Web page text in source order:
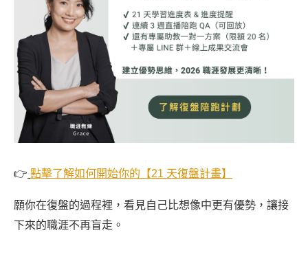
👉 點擊了解如何開始你的【21 天復盤計畫】
願你在復盤的過程裡，看見自己比想像中更有優勢，讓接
下來的職涯不再盲走。